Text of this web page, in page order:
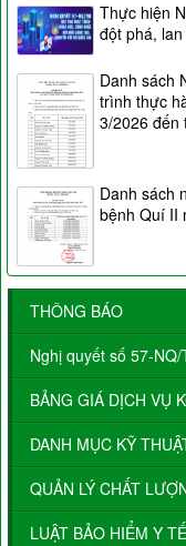
Thực hiện
đột phá,
Danh sách
trình thực
3/2026 đến
Danh sách
bệnh Quí II
THÔNG BÁO
Nghị quyết số 57-NQ/
BẢNG GIÁ DỊCH VỤ
DANH MỤC KỸ
QUẢN LÝ CHẤT
LUẬT BẢO HIỂM Y TẾ